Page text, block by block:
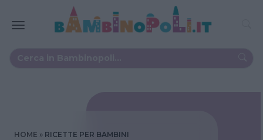
HOME RICETTE PER BAMBINI